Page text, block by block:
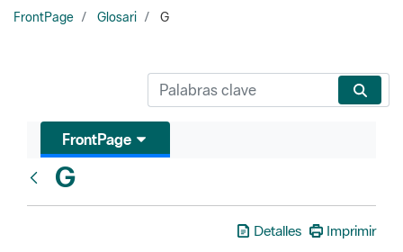
FrontPage Glosari G
FrontPage
G
Detalles Imprimir